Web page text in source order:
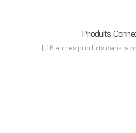
Produits
( 16 autres produits dans la